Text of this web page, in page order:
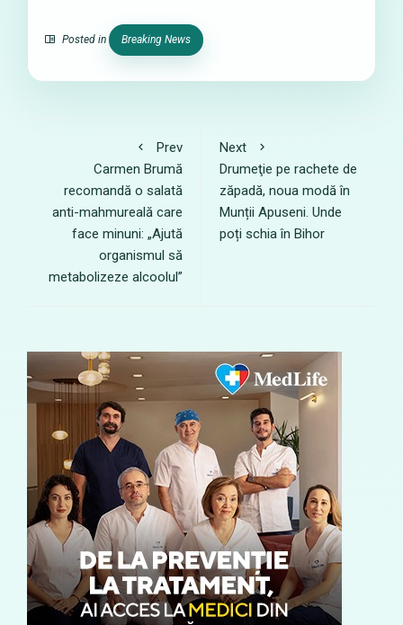
Posted in Breaking News
Prev
Carmen Brumă
recomandă o salată
anti-mahmureală care
face minuni: „Ajută
organismul să
metabolizeze alcoolul”
Next
Drumeţie pe rachete de
zăpadă, noua modă în
Munții Apuseni. Unde
poți schia în Bihor